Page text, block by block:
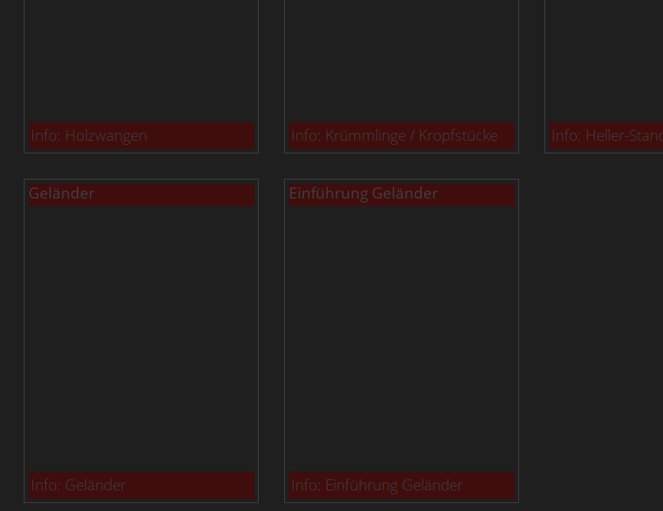
Info: Holzwangen Info: Krümmlinge / Kropfstücke Info: Heller-
Geländer
Info: Geländer
Einführung Geländer
Info: Einführung Geländer